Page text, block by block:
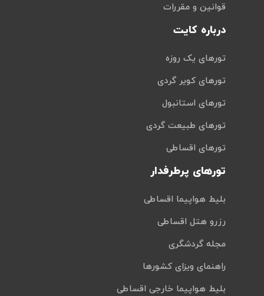
قوانین و مقررات
درباره کایت
تورهای یک روزه
تورهای کویر گردی
تورهای استانبول
تورهای طبیعت گردی
تورهای اقساطی
تورهای پرطرفدار
بلیط هواپیما اقساطی
رزرو هتل اقساطی
مجله گردشگری
راهنمای ویزای کشورها
بلیط هواپیما خارجی اقساطی